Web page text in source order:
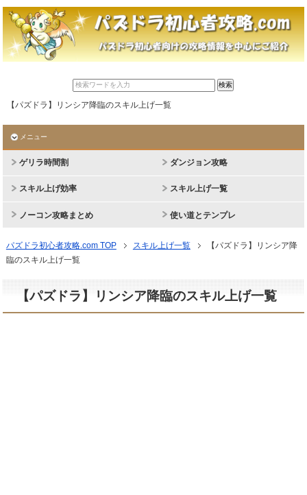
【パズドラ】リンシア降臨のスキル上げ一覧
メニュー
ゲリラ時間割 ダンジョン攻略
スキル上げ効率 スキル上げ一覧
ノーコン攻略まとめ 使い道とテンプレ
パズドラ初心者攻略.com TOP スキル上げ一覧
【パズドラ】リンシア降
臨のスキル上げ一覧
【パズドラ】リンシア降臨のスキル上げ一覧